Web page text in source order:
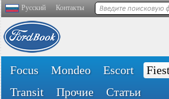
Русский Контакты
Focus Mondeo Escort
Transit
Прочие Статьи